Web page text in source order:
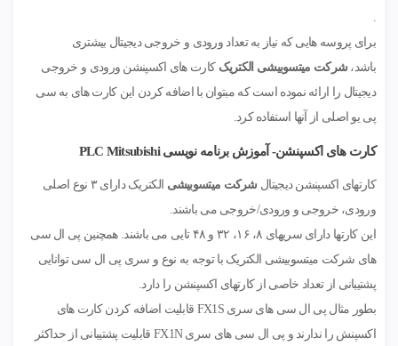
برای پروسه هایی که نیاز به تعداد ورودی و خروجی دیجیتال بیشتری
باشد، شرکت میتسوبیشی الکتریک کارت های اکسپنشن ورودی و خروجی
دیجیتال را ارائه نموده است که مبتوان با اضافه کردن این کارت های به سی
پی یو اصلی از آنها استفاده کرد.
کارت های اکسپنشن- آموزش برنامه‌ نویسی PLC Mitsubishi
کارتهای اکسپنشن دیجیتال شرکت میتسوبیشی
الکتریک دارای ۳ نوع اصلی
ورودی، خروجی و ورودی/خروجی می باشند.
این کارتها دارای سریهای ۸، ۱۶، ۳۲ و ۴۸ تایی می باشند. همچنین پی ال سی
های شرکت میتسوبیشی الکتریک با توجه به نوع و سری پی ال سی توانایی
پشتیبانی از تعداد خاصی از کارتهای اکسپنشن را دارد.
بطور مثال پی ال سی های سری FX1S قابلیت اضافه کردن کارت های
اکسپنش را ندارند و پی ال سی های سری FX1N قابلیت پشتیبانی از حداکثر